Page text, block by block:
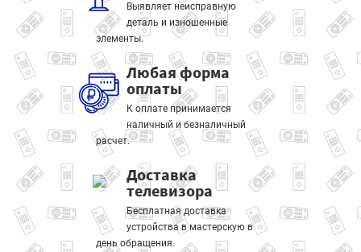
Выявляет неисправную
деталь и изношенные
элементы.
Любая форма
оплаты
К оплате принимается
наличный и безналичный
расчет.
Доставка
телевизора
Бесплатная доставка
устройства в мастерскую в
день обращения.